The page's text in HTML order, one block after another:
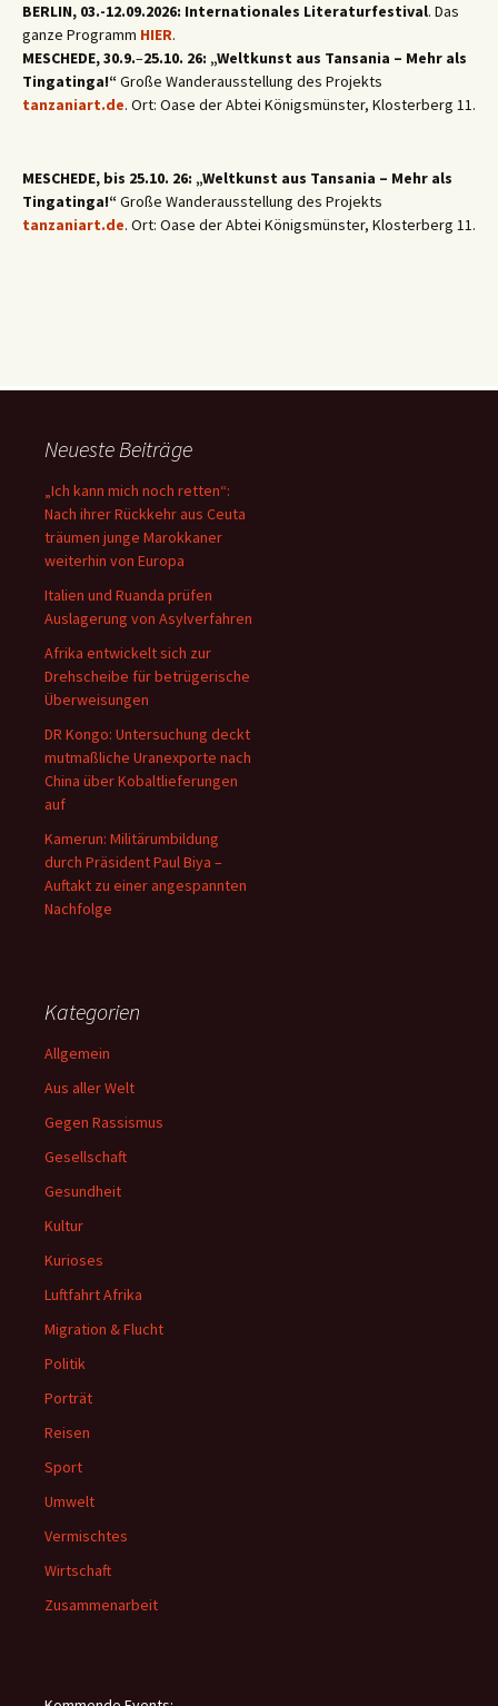
BERLIN, 03.-12.09.2026: Internationales Literaturfestival. Das
ganze Programm HIER.
MESCHEDE, 30.9.–25.10. 26: „Weltkunst aus Tansania – Mehr als
Tingatinga!“Große Wanderausstellung des Projekts
tanzaniart.de. Ort: Oase der Abtei Königsmünster, Klosterberg 11.
MESCHEDE, bis 25.10. 26: „Weltkunst aus Tansania – Mehr als
Tingatinga!“Große Wanderausstellung des Projekts
tanzaniart.de. Ort: Oase der Abtei Königsmünster, Klosterberg 11.
Neueste Beiträge
„Ich kann mich noch retten“:
Nach ihrer Rückkehr aus Ceuta
träumen junge Marokkaner
weiterhin von Europa
Italien und Ruanda prüfen
Auslagerung von Asylverfahren
Afrika entwickelt sich zur
Drehscheibe für betrügerische
Überweisungen
DR Kongo: Untersuchung deckt
mutmaßliche Uranexporte nach
China über Kobaltlieferungen
auf
Kamerun: Militärumbildung
durch Präsident Paul Biya –
Auftakt zu einer angespannten
Nachfolge
Kategorien
Allgemein
Aus aller Welt
Gegen Rassismus
Gesellschaft
Gesundheit
Kultur
Kurioses
Luftfahrt Afrika
Migration & Flucht
Politik
Porträt
Reisen
Sport
Umwelt
Vermischtes
Wirtschaft
Zusammenarbeit